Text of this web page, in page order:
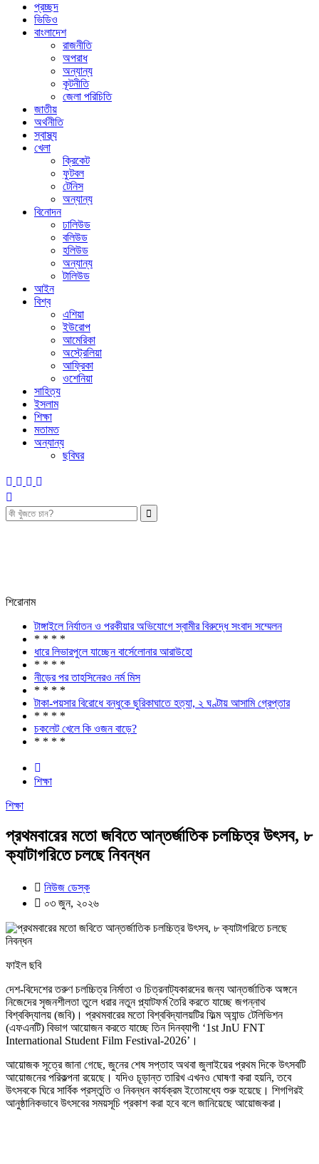
প্রচ্ছদ
ভিডিও
বাংলাদেশ
রাজনীতি
অপরাধ
অন্যান্য
কূটনীতি
জেলা পরিচিতি
জাতীয়
অর্থনীতি
স্বাস্থ্য
খেলা
ক্রিকেট
ফুটবল
টেনিস
অন্যান্য
বিনোদন
ঢালিউড
বলিউড
হলিউড
অন্যান্য
টালিউড
আইন
বিশ্ব
এশিয়া
ইউরোপ
আমেরিকা
অস্ট্রেলিয়া
আফ্রিকা
ওশেনিয়া
সাহিত্য
ইসলাম
শিক্ষা
মতামত
অন্যান্য
ছবিঘর
শিরোনাম
টাঙ্গাইলে নির্যাতন ও পরকীয়ার অভিযোগে স্বামীর বিরুদ্ধে সংবাদ সম্মেলন
* * * *
ধারে লিভারপুলে যাচ্ছেন বার্সেলোনার আরাউহো
* * * *
নীড়ের পর তাহসিনেরও নর্ম মিস
* * * *
টাকা-পয়সার বিরোধে বন্ধুকে ছুরিকাঘাতে হত্যা, ২ ঘণ্টায় আসামি গ্রেপ্তার
* * * *
চকলেট খেলে কি ওজন বাড়ে?
* * * *
শিক্ষা
শিক্ষা
প্রথমবারের মতো জবিতে আন্তর্জাতিক চলচ্চিত্র উৎসব, ৮
ক্যাটাগরিতে চলছে নিবন্ধন
নিউজ ডেস্ক
০৩ জুন, ২০২৬
ফাইল ছবি
দেশ-বিদেশের তরুণ চলচ্চিত্র নির্মাতা ও চিত্রনাট্যকারদের জন্য আন্তর্জাতিক অঙ্গনে
নিজেদের সৃজনশীলতা তুলে ধরার নতুন প্ল্যাটফর্ম তৈরি করতে যাচ্ছে জগন্নাথ
বিশ্ববিদ্যালয় (জবি)। প্রথমবারের মতো বিশ্ববিদ্যালয়টির ফিল্ম অ্যান্ড টেলিভিশন
(এফএনটি) বিভাগ আয়োজন করতে যাচ্ছে তিন দিনব্যাপী ‘1st JnU FNT
International Student Film Festival-2026’।
আয়োজক সূত্রে জানা গেছে, জুনের শেষ সপ্তাহ অথবা জুলাইয়ের প্রথম দিকে উৎসবটি
আয়োজনের পরিকল্পনা রয়েছে। যদিও চূড়ান্ত তারিখ এখনও ঘোষণা করা হয়নি, তবে
উৎসবকে ঘিরে সার্বিক প্রস্তুতি ও নিবন্ধন কার্যক্রম ইতোমধ্যে শুরু হয়েছে। শিগগিরই
আনুষ্ঠানিকভাবে উৎসবের সময়সূচি প্রকাশ করা হবে বলে জানিয়েছে আয়োজকরা।